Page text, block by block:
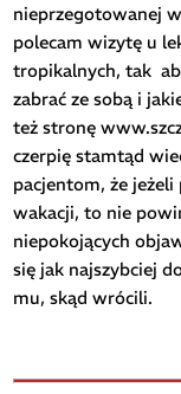
nieprzegotowanej
polecam wizytę u
tropikalnych, tak
zabrać ze sobą i
też stronę
czerpię stamtąd
pacjentom, że
wakacji, to nie
niepokojących
się jak najszybciej
mu, skąd wrócili.